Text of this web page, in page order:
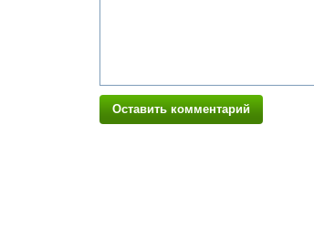
Оставить комментарий